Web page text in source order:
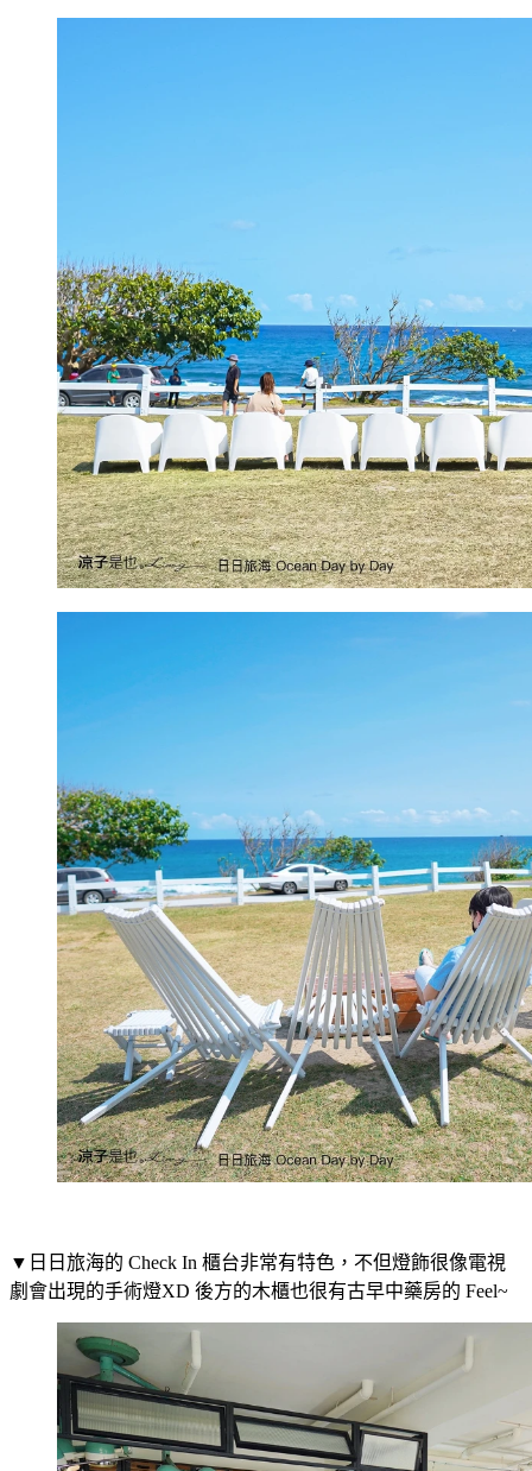
▼日日旅海的 Check In 櫃台非常有特色，不但燈飾很像電視
劇會出現的手術燈XD 後方的木櫃也很有古早中藥房的 Feel~